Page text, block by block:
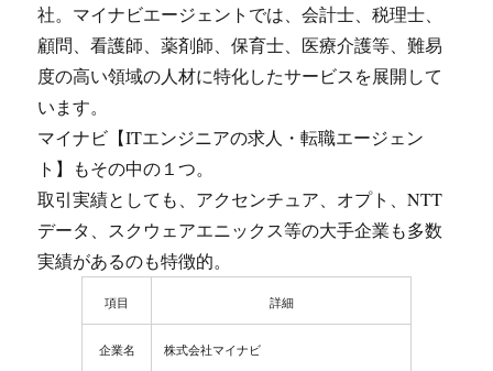
社。マイナビエージェントでは、会計士、税理士、
顧問、看護師、薬剤師、保育士、医療介護等、難易
度の高い領域の人材に特化したサービスを展開して
います。
マイナビ【ITエンジニアの求人・転職エージェン
ト】もその中の１つ。
取引実績としても、アクセンチュア、オプト、NTT
データ、スクウェアエニックス等の大手企業も多数
実績があるのも特徴的。
項目 詳細
企業名 株式会社マイナビ